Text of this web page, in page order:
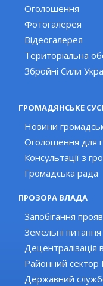
Оголошення
Фотогалерея
Відеогалерея
Територіальна
Збройні Сили
ГРОМАДЯНСЬКЕ
Новини
Оголошення для
Консультації з
Громадська рада
ПРОЗОРА ВЛАДА
Запобігання
Земельні питання
Децентралізація
Районний сектор
Державний